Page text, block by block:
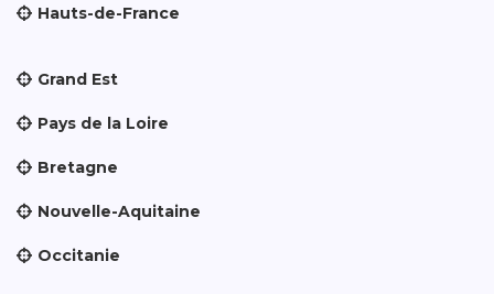
Hauts-de-France
Grand Est
Pays de la Loire
Bretagne
Nouvelle-Aquitaine
Occitanie